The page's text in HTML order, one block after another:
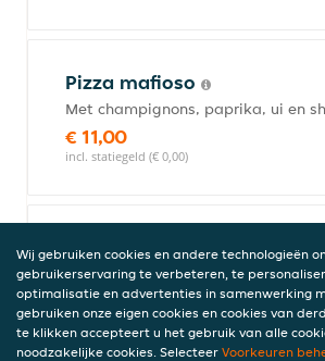
Pizza mafioso
Met champignons, paprika, ui en
€ 11,00
incl. statiegeld (€ 0,00)
Pizza extra vaganza
Met ham, salami, champignons,
ui en gehakt
€ 11,00
incl. statiegeld (€ 0,00)
Wij gebruiken cookies en andere technologieën
gebruikerservaring te verbeteren, te
optimalisatie en advertenties in samenwerking
gebruiken onze eigen cookies en cookies van
te klikken accepteert u het gebruik van alle
noodzakelijke cookies. Selecteer Voorkeuren